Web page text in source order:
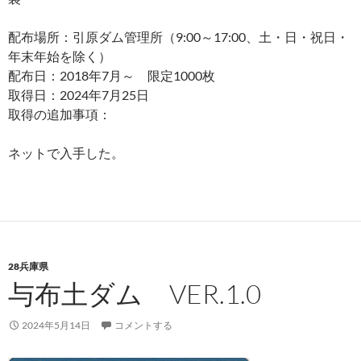
配布場所：引原ダム管理所（9:00～17:00、土・日・祝日・
年末年始を除く）
配布日：2018年7月～ 限定1000枚
取得日：2024年7月25日
取得の追加事項：
ネットで入手した。
28兵庫県
与布土ダム VER.1.0
2024年5月14日 コメントする